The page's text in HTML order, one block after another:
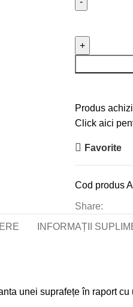
Cantitate
Produs
Click aici
Favorite
Cod produs
Share:
INFORMAȚII
unei suprafețe în raport